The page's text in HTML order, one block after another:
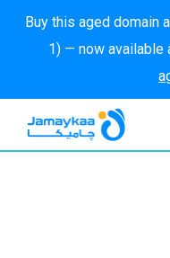
Buy this aged domain
1) — now available